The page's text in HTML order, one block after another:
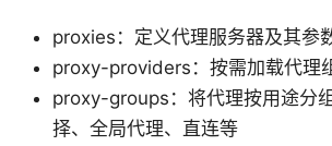
proxies：定义代理服务器及其参
proxy-providers：按需加载代理
proxy-groups：将代理按用途分
择、全局代理、直连等